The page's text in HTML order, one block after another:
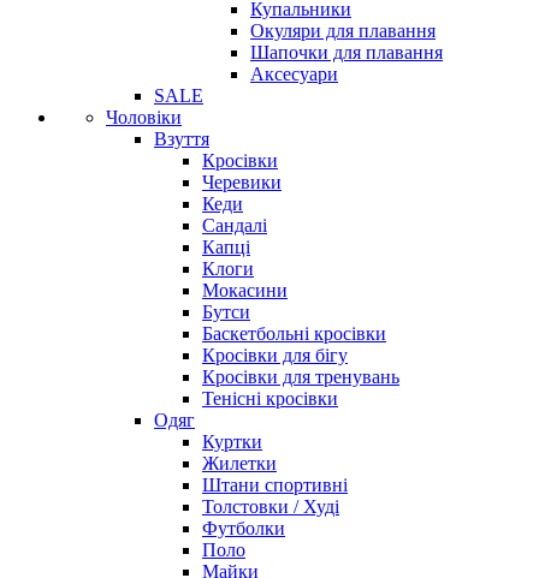
Купальники
Окуляри для плавання
Шапочки для плавання
Аксесуари
SALE
Чоловіки
Взуття
Кросівки
Черевики
Кеди
Сандалі
Капці
Клоги
Мокасини
Бутси
Баскетбольні кросівки
Кросівки для бігу
Кросівки для тренувань
Тенісні кросівки
Одяг
Куртки
Жилетки
Штани спортивні
Толстовки / Худі
Футболки
Поло
Майки